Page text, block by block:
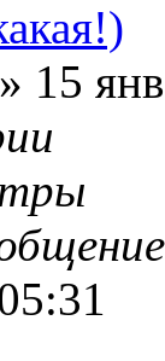
» 15